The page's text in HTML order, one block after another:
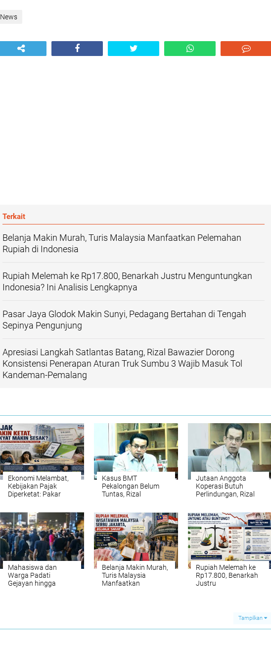
News
Terkait
Belanja Makin Murah, Turis Malaysia Manfaatkan Pelemahan
Rupiah di Indonesia
Rupiah Melemah ke Rp17.800, Benarkah Justru Menguntungkan
Indonesia? Ini Analisis Lengkapnya
Pasar Jaya Glodok Makin Sunyi, Pedagang Bertahan di Tengah
Sepinya Pengunjung
Apresiasi Langkah Satlantas Batang, Rizal Bawazier Dorong
Konsistensi Penerapan Aturan Truk Sumbu 3 Wajib Masuk Tol
Kandeman-Pemalang
Ekonomi Melambat,
Kebijakan Pajak
Diperketat: Pakar
Kasus BMT
Pekalongan Belum
Tuntas, Rizal
Jutaan Anggota
Koperasi Butuh
Perlindungan, Rizal
Koperasi di RUU Baru
Mahasiswa dan
Warga Padati
Gejayan hingga
Belanja Makin Murah,
Turis Malaysia
Manfaatkan
Rupiah Melemah ke
Rp17.800, Benarkah
Justru
Tampilkan